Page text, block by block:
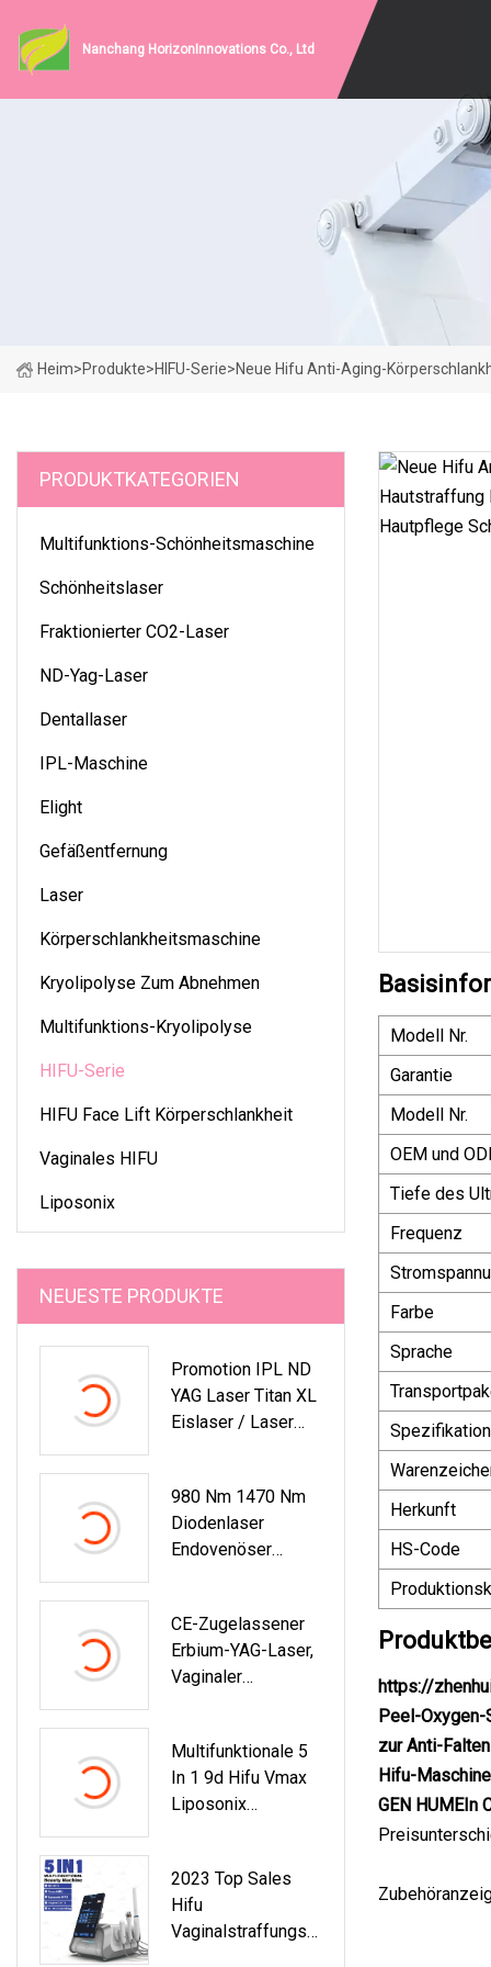
Nanchang HorizonInnovations Co., Ltd
Heim>Produkte>HIFU-Serie>Neue Hifu Anti-Aging-
PRODUKTKATEGORIEN
Multifunktions-Schönheitsmaschine
Schönheitslaser
Fraktionierter CO2-Laser
ND-Yag-Laser
Dentallaser
IPL-Maschine
Elight
Gefäßentfernung
Laser
Körperschlankheitsmaschine
Kryolipolyse Zum Abnehmen
Multifunktions-Kryolipolyse
HIFU-Serie
HIFU Face Lift Körperschlankheit
Vaginales HIFU
Liposonix
NEUESTE PRODUKTE
Promotion IPL ND
YAG Laser Titan XL
Eislaser / Laser
Schine / 755 808
1064 Enthaarung
808 Nm Diode Eis
980 Nm 1470 Nm
Diodenlaser
Endovenöser
Ngslaser
Endovenöse
Laserablation
CE-Zugelassener
Erbium-YAG-Laser,
Vaginaler
Laser Für Die
Hauterneuerungs-
Laser-
Multifunktionale 5
In 1 9d Hifu Vmax
Liposonix
Fractional RF
Faltenentfernung
Akne Narben
2023 Top Sales
Hifu
Vaginalstraffungsm
Modell Nr.
Garantie
Modell Nr.
OEM und
Tiefe des
Frequenz
Farbe
Sprache
Spezifikation
Herkunft
HS-Code
https://
Peel-Oxygen-
zur Anti-
Hifu-Maschine
GEN HUMEIn